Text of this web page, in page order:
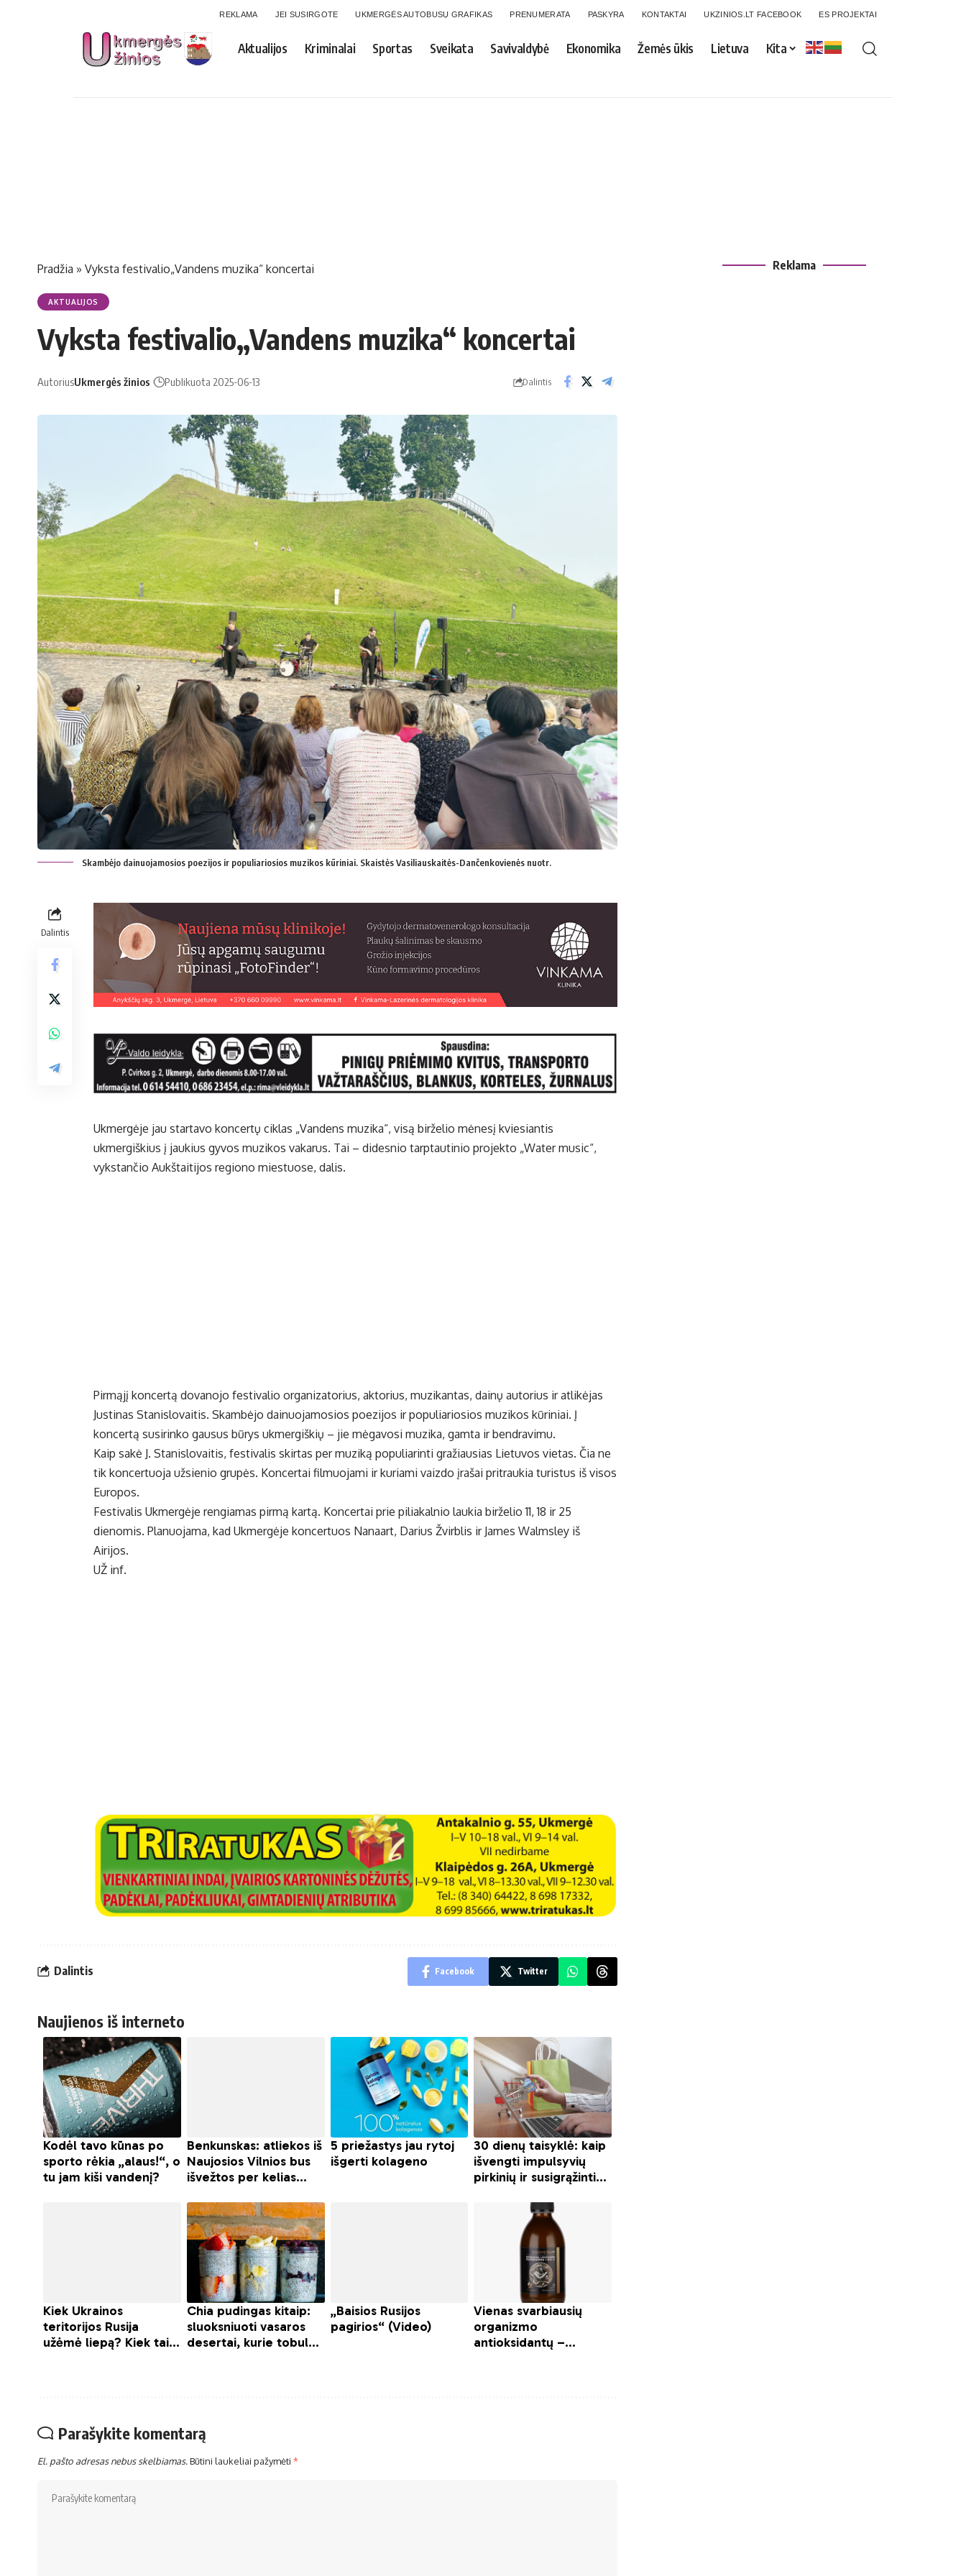
REKLAMA JEI SUSIRGOTE UKMERGĖS AUTOBUSŲ GRAFIKAS PRENUMERATA PASKYRA KONTAKTAI UKZINIOS.LT FACEBOOK ES PROJEKTAI
Aktualijos Kriminalai Sportas Sveikata Savivaldybė Ekonomika Žemės ūkis Lietuva Kita
Pradžia » Vyksta festivalio„Vandens muzika“ koncertai
AKTUALIJOS
Vyksta festivalio„Vandens muzika“ koncertai
AutoriusUkmergės žinios Publikuota 2025-06-13 Dalintis
Skambėjo dainuojamosios poezijos ir populiariosios muzikos kūriniai. Skaistės Vasiliauskaitės-Dančenkovienės nuotr.
Dalintis
Ukmergėje jau startavo koncertų ciklas „Vandens muzika“, visą birželio mėnesį kviesiantis
ukmergiškius į jaukius gyvos muzikos vakarus. Tai – didesnio tarptautinio projekto „Water music“,
vykstančio Aukštaitijos regiono miestuose, dalis.
Pirmąjį koncertą dovanojo festivalio organizatorius, aktorius, muzikantas, dainų autorius ir atlikėjas
Justinas Stanislovaitis. Skambėjo dainuojamosios poezijos ir populiariosios muzikos kūriniai. Į
koncertą susirinko gausus būrys ukmergiškių – jie mėgavosi muzika, gamta ir bendravimu.
Kaip sakė J. Stanislovaitis, festivalis skirtas per muziką populiarinti gražiausias Lietuvos vietas. Čia ne
tik koncertuoja užsienio grupės. Koncertai filmuojami ir kuriami vaizdo įrašai pritraukia turistus iš visos
Europos.
Festivalis Ukmergėje rengiamas pirmą kartą. Koncertai prie piliakalnio laukia birželio 11, 18 ir 25
dienomis. Planuojama, kad Ukmergėje koncertuos Nanaart, Darius Žvirblis ir James Walmsley iš
Airijos.
UŽ inf.
Dalintis Facebook Twitter
Naujienos iš interneto
Parašykite komentarą
El. pašto adresas nebus skelbiamas.Būtini laukeliai pažymėti *
Reklama